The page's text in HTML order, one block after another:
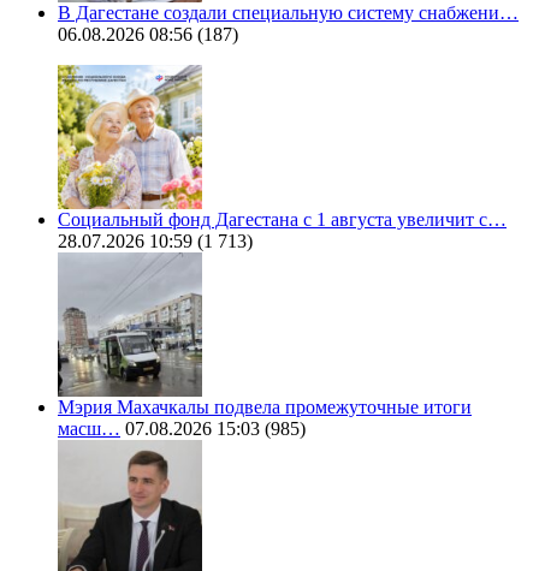
В Дагестане создали специальную систему снабжени…
06.08.2026 08:56 (187)
Социальный фонд Дагестана с 1 августа увеличит с…
28.07.2026 10:59 (1 713)
Мэрия Махачкалы подвела промежуточные итоги
масш… 07.08.2026 15:03 (985)